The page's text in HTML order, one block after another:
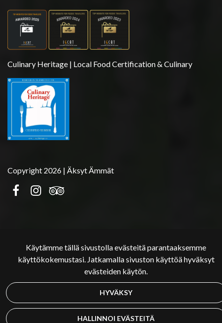
Käytämme tällä sivustolla evästeitä parantaaksemme
käyttökokemustasi. Jatkamalla sivuston käyttöä hyväksyt
evästeiden käytön.
HYVÄKSY
HALLINNOI EVÄSTEITÄ
Culinary Heritage | Local Food Certification & Culinary
Copyright 2026 | Äksyt Ämmät